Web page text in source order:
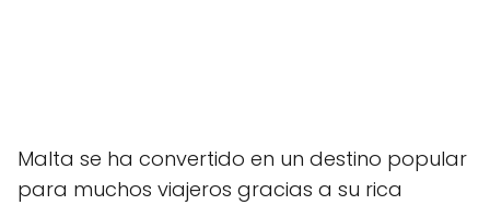
Malta se ha convertido en un destino popular
para muchos viajeros gracias a su rica